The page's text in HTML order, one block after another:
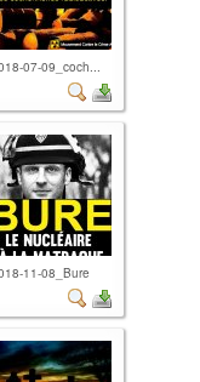
07-09_coch...
11-08_Bure